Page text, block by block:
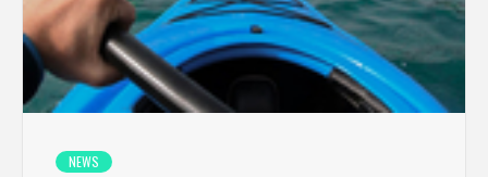
NEWS